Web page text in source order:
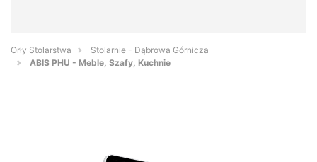
Orły Stolarstwa
Stolarnie - Dąbrowa Górnicza
ABIS PHU - Meble, Szafy, Kuchnie